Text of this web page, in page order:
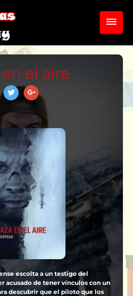
el aire
escolta a un testigo del
acusado de tener vínculos con un
descubrir que el piloto que los